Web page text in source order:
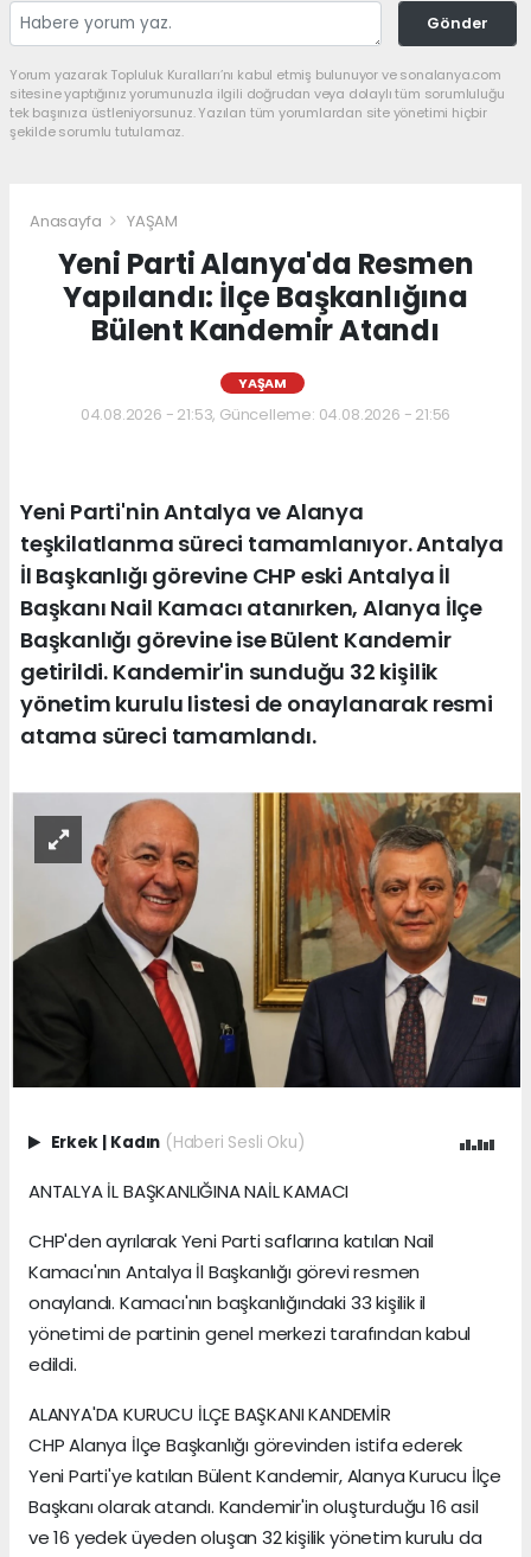
Gönder
Yorum yazarak Topluluk Kuralları’nı kabul etmiş bulunuyor ve sonalanya.com
sitesine yaptığınız yorumunuzla ilgili doğrudan veya dolaylı tüm sorumluluğu
tek başınıza üstleniyorsunuz. Yazılan tüm yorumlardan site yönetimi hiçbir
şekilde sorumlu tutulamaz.
Anasayfa YAŞAM
Yeni Parti Alanya'da Resmen
Yapılandı: İlçe Başkanlığına
Bülent Kandemir Atandı
YAŞAM
04.08.2026 - 21:53, Güncelleme: 04.08.2026 - 21:56
Yeni Parti'nin Antalya ve Alanya
teşkilatlanma süreci tamamlanıyor. Antalya
İl Başkanlığı görevine CHP eski Antalya İl
Başkanı Nail Kamacı atanırken, Alanya İlçe
Başkanlığı görevine ise Bülent Kandemir
getirildi. Kandemir'in sunduğu 32 kişilik
yönetim kurulu listesi de onaylanarak resmi
atama süreci tamamlandı.
Erkek | Kadın (Haberi Sesli Oku)
ANTALYA İL BAŞKANLIĞINA NAİL KAMACI
CHP'den ayrılarak Yeni Parti saflarına katılan Nail
Kamacı'nın Antalya İl Başkanlığı görevi resmen
onaylandı. Kamacı'nın başkanlığındaki 33 kişilik il
yönetimi de partinin genel merkezi tarafından kabul
edildi.
ALANYA'DA KURUCU İLÇE BAŞKANI KANDEMİR
CHP Alanya İlçe Başkanlığı görevinden istifa ederek
Yeni Parti'ye katılan Bülent Kandemir, Alanya Kurucu İlçe
Başkanı olarak atandı. Kandemir'in oluşturduğu 16 asil
ve 16 yedek üyeden oluşan 32 kişilik yönetim kurulu da